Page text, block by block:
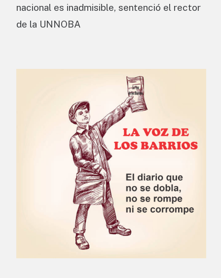
nacional es inadmisible, sentenció el rector
de la UNNOBA